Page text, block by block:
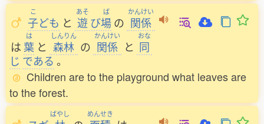
こ
子ども と
あそ
遊び
ば
場の
かんけい
関係
は
は
葉 と
しんりん
森林 の
かんけい
関係 と
おな
同
じ である。
Children are to the playground what leaves are
to the forest.
ばやし めんせき